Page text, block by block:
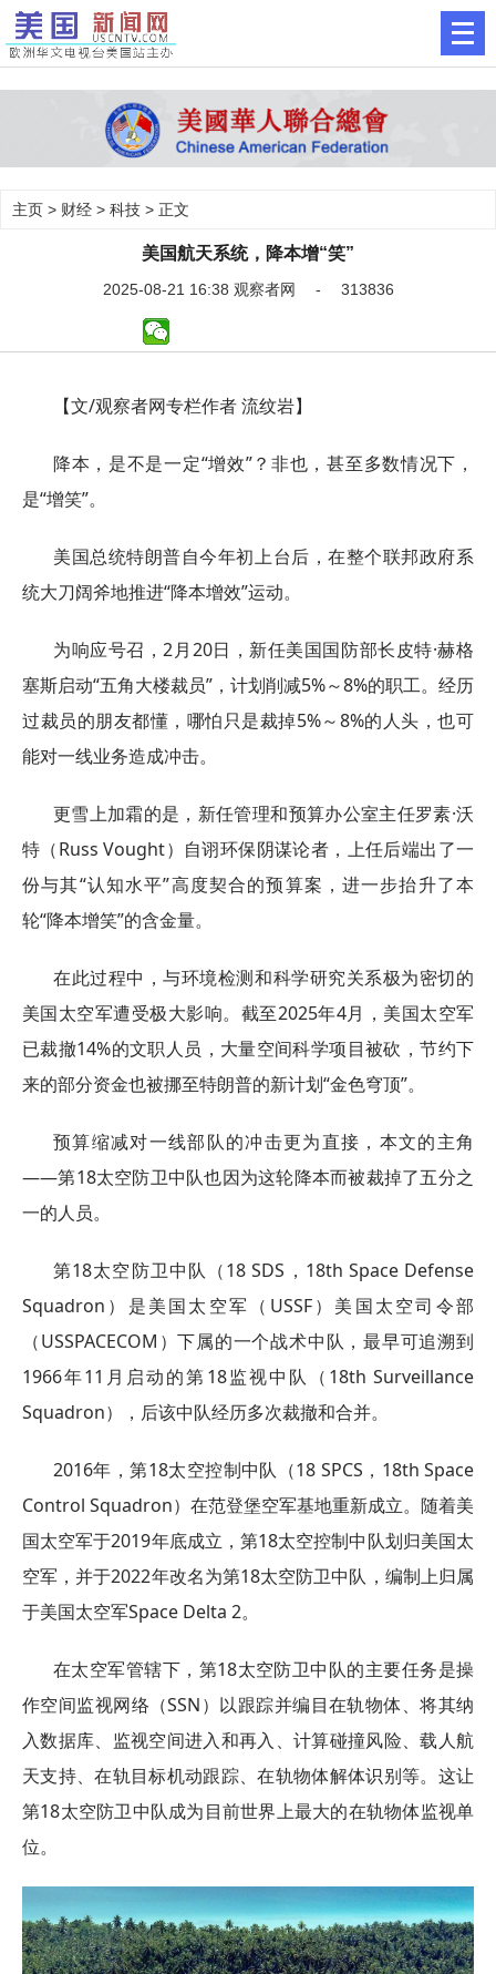
主页 > 财经 > 科技 > 正文
美国航天系统，降本增“笑”
2025-08-21 16:38 观察者网 - 313836
【文/观察者网专栏作者 流纹岩】
降本，是不是一定“增效”？非也，甚至多数情况下，
是“增笑”。
美国总统特朗普自今年初上台后，在整个联邦政府系
统大刀阔斧地推进“降本增效”运动。
为响应号召，2月20日，新任美国国防部长皮特·赫格
塞斯启动“五角大楼裁员”，计划削减5%～8%的职工。经历
过裁员的朋友都懂，哪怕只是裁掉5%～8%的人头，也可
能对一线业务造成冲击。
更雪上加霜的是，新任管理和预算办公室主任罗素·沃
特（Russ Vought）自诩环保阴谋论者，上任后端出了一
份与其“认知水平”高度契合的预算案，进一步抬升了本
轮“降本增笑”的含金量。
在此过程中，与环境检测和科学研究关系极为密切的
美国太空军遭受极大影响。截至2025年4月，美国太空军
已裁撤14%的文职人员，大量空间科学项目被砍，节约下
来的部分资金也被挪至特朗普的新计划“金色穹顶”。
预算缩减对一线部队的冲击更为直接，本文的主角
——第18太空防卫中队也因为这轮降本而被裁掉了五分之
一的人员。
第18太空防卫中队（18 SDS，18th Space Defense
Squadron）是美国太空军（USSF）美国太空司令部
（USSPACECOM）下属的一个战术中队，最早可追溯到
1966年11月启动的第18监视中队（18th Surveillance
Squadron），后该中队经历多次裁撤和合并。
2016年，第18太空控制中队（18 SPCS，18th Space
Control Squadron）在范登堡空军基地重新成立。随着美
国太空军于2019年底成立，第18太空控制中队划归美国太
空军，并于2022年改名为第18太空防卫中队，编制上归属
于美国太空军Space Delta 2。
在太空军管辖下，第18太空防卫中队的主要任务是操
作空间监视网络（SSN）以跟踪并编目在轨物体、将其纳
入数据库、监视空间进入和再入、计算碰撞风险、载人航
天支持、在轨目标机动跟踪、在轨物体解体识别等。这让
第18太空防卫中队成为目前世界上最大的在轨物体监视单
位。